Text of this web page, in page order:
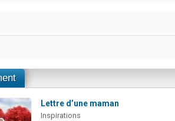
Lettre d’une maman
Inspirations